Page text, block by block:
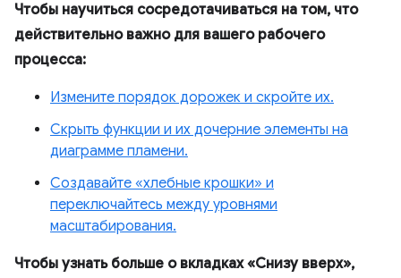
Чтобы научиться сосредотачиваться на том, что
действительно важно для вашего рабочего
процесса:
Измените порядок дорожек и скройте их.
Скрыть функции и их дочерние элементы на
диаграмме пламени.
Создавайте «хлебные крошки» и
переключайтесь между уровнями
масштабирования.
Чтобы узнать больше о вкладках «Снизу вверх»,